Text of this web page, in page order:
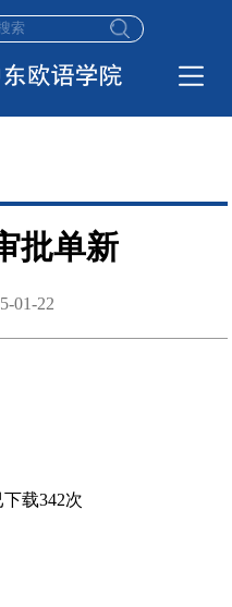
批单新
01-22
下载342次